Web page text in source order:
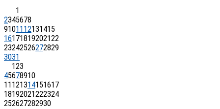
1
2345678
91011 12131415
16171819202122
23242526272829
3031
123
45678910
11 121314151617
18192021222324
252627282930